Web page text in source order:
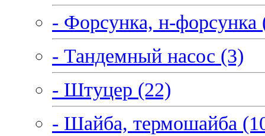
- Форсунка, н-форсунка
- Тандемный насос (3)
- Штуцер (22)
- Шайба, термошайба